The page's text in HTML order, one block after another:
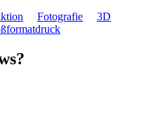
Fotografie
3D